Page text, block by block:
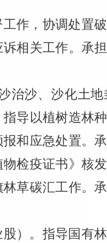
作，协调处置
相关工作。承
治沙、沙化土
导以植树造林
和应急处置。
检疫证书》核
草碳汇工作。
）。指导国有